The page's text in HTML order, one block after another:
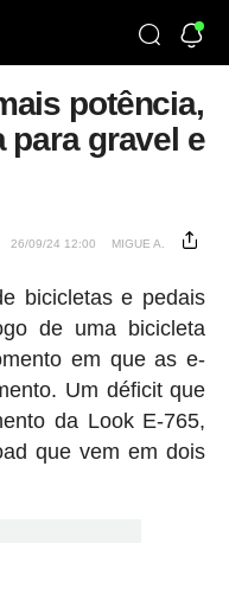
potência,
para gravel e
26/09/24 12:00 MIGUE A.
bicicletas e pedais
de uma bicicleta
em que as e-
Um déficit que
da Look E-765,
que vem em dois